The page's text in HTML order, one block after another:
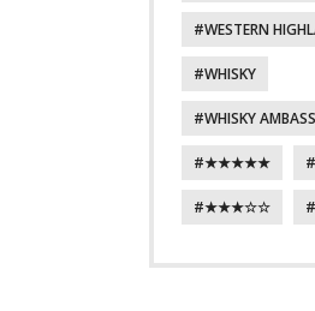
WESTERN
WHISKY
WHISKY
★★★★★
★★★☆☆